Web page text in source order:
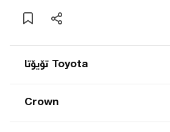
Toyota تۆیۆتا
Crown